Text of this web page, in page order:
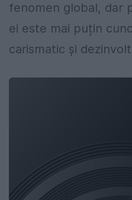
fenomen global, dar
ei este mai puțin
carismatic și